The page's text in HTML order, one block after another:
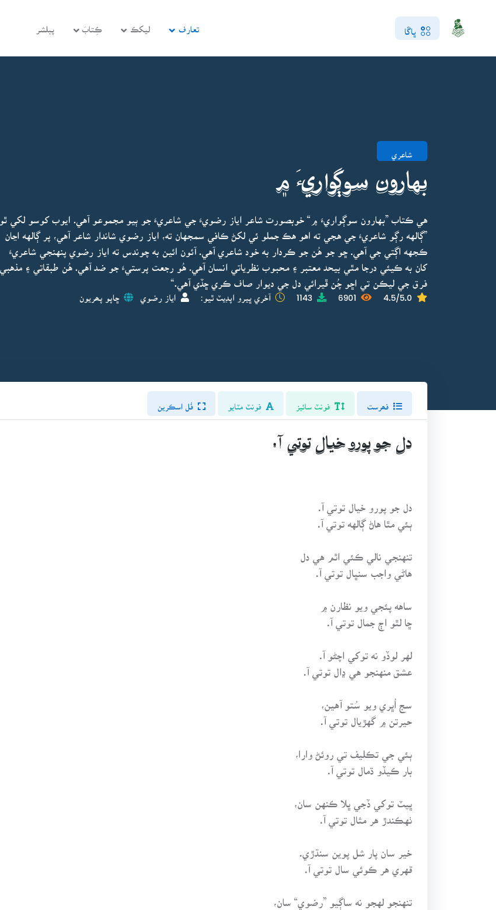
ڀاڱا تعارف ليکڪ ڪِتابَ پبلشر
شاعري
بهارون سوڳواريءَ ۾
هي ڪتاب ”بهارون سوڳواريءَ ۾“ خوبصورت شاعر اياز رضويءَ جي شاعريءَ جو ٻيو مجموعو آهي. ايوب کوسو لکي ٿو
”ڳالهه رڳو شاعريءَ جي هجي ته اهو هڪ جملو ئي لکڻ ڪافي سمجهان ته، اياز رضوي شاندار شاعر آهي، پر ڳالهه اڃان
ڪجهه اڳتي جي آهي. ڇو جو هُن جو ڪردار به خود شاعري آهي. آئون ائين به چوندس ته اياز رضوي پنهنجي شاعريءَ
کان به ڪيئي درجا مٿي بيحد معتبر ۽ محبوب نظرياتي انسان آهي. هُو رجعت پرستيءَ جو ضد آهي. هُن طبقاتي ۽ مذهبي
فرق جي ليڪن تي اڇو چُن ڦيرائي دل جي ديوار صاف ڪري ڇڏي آهي.“
4.5/5.0
6901
1143 آخري ڀيرو اپڊيٽ ٿيو: اياز رضوي ڇاپو پھريون
فونٽ سائيز فونٽ مٽايو فُل اسڪرين
دل جو پورو خيال توتي آ.
دل جو پورو خيال توتي آ.
ٻئي مٿا هاڻ ڳالهه توتي آ.
تنهنجي نالي ڪئي اٿم هي دل
هاڻي واجب سنڀال توتي آ.
ساهه پئجي ويو نظارن ۾
ڇا لٿو اڄ جمال توتي آ.
لهر لوڏو نه توکي اچڻو آ.
عشق منهنجو هي ڍال توتي آ.
سج اُڀري ويو سُتو آهين،
حيرتن ۾ گهڙيال توتي آ.
ٻئي جي تڪليف تي روئڻ وارا،
بار ڪيڏو ڌمال توتي آ.
ڀيٽ توکي ڏجي ڀلا ڪنهن سان،
ٺهڪندڙ هر مثال توتي آ.
خير سان پار شل پوين سنڌڙي.
قهري هر ڪوئي سال توتي آ.
تنهنجو لهجو نه ساڳيو ”رضوي“ سان،